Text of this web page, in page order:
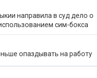
направила в суд дело о
сим-бокса
опаздывать на работу